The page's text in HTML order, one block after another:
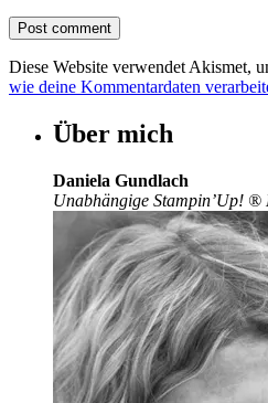
Diese Website verwendet Akismet,
wie deine Kommentardaten
Über mich
Daniela Gundlach
Unabhängige Stampin’Up! ®